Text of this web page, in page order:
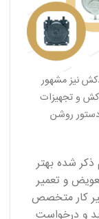
نیز مشهور
و تجهیزات
دستور روشن
شده بهتر
و تعمیر
کار متخصص
و درخواست